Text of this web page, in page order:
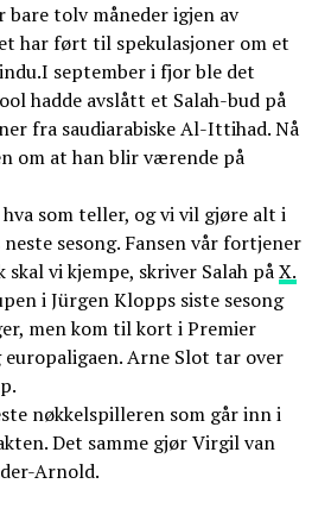
bare tolv måneder igjen av
har ført til spekulasjoner om et
september i fjor ble det
hadde avslått et Salah-bud på
fra saudiarabiske Al-Ittihad. Nå
om at han blir værende på
som teller, og vi vil gjøre alt i
sesong. Fansen vår fortjener
vi kjempe, skriver Salah påX.
i Jürgen Klopps siste sesong
men kom til kort i Premier
europaligaen. Arne Slot tar over
nøkkelspilleren som går inn i
Det samme gjør Virgil van
Arnold.